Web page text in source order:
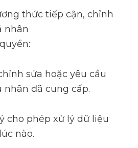
thức tiếp cận, chỉnh
nhân
sửa hoặc yêu cầu
nhân đã cung cấp.
cho phép xử lý dữ liệu
nào.